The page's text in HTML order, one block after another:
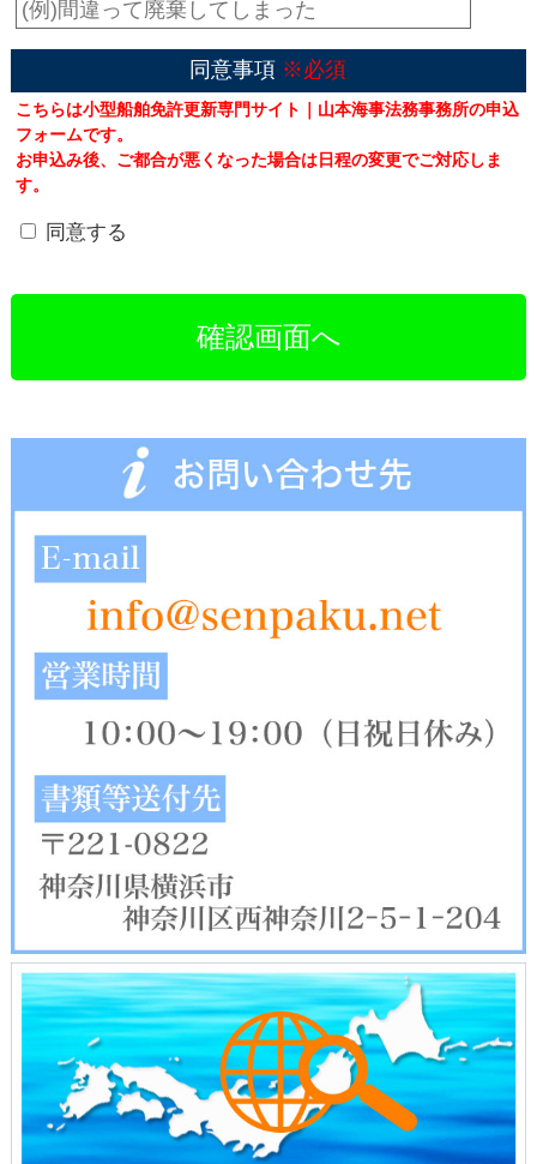
同意事項 ※必須
こちらは小型船舶免許更新専門サイト｜山本海事法務事務所の申込
フォームです。
お申込み後、ご都合が悪くなった場合は日程の変更でご対応しま
す。
同意する